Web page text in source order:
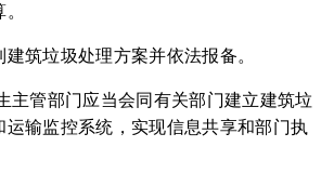
筑垃圾处理方案并依法报备。
主管部门应当会同有关部门建立建筑垃
运输监控系统，实现信息共享和部门执